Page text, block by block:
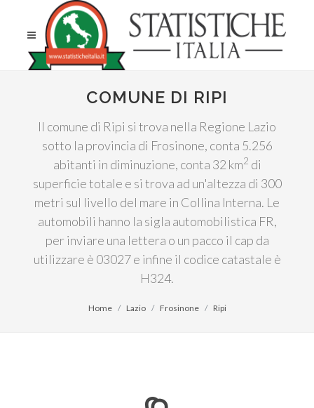
COMUNE DI RIPI
Il comune di Ripi si trova nella Regione Lazio
sotto la provincia di Frosinone, conta 5.256
abitanti in diminuzione, conta 32 km2 di
superficie totale e si trova ad un'altezza di 300
metri sul livello del mare in Collina Interna. Le
automobili hanno la sigla automobilistica FR,
per inviare una lettera o un pacco il cap da
utilizzare è 03027 e infine il codice catastale è
H324.
Home Lazio Frosinone Ripi